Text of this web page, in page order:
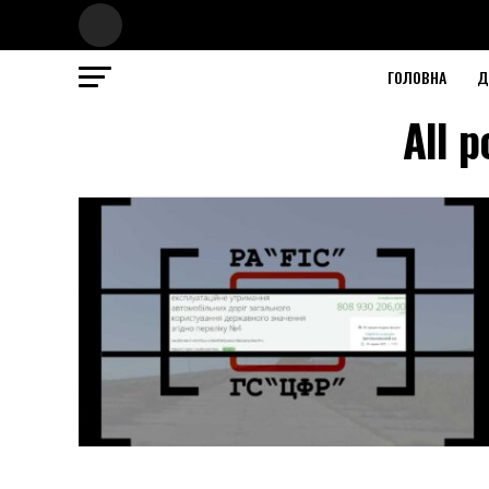
ГОЛОВНА
All